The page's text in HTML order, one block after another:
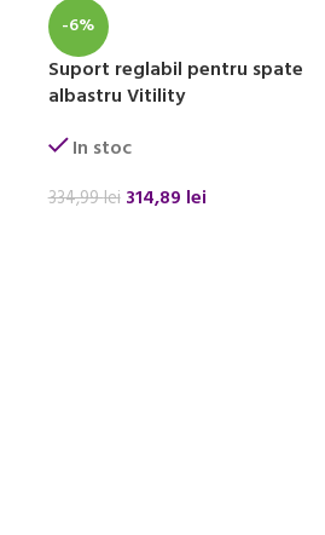
-6%
Suport reglabil pentru spate
albastru Vitility
In stoc
334,99lei 314,89 lei